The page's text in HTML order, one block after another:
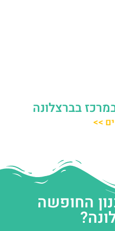
בברצלונה
>>
החופשה